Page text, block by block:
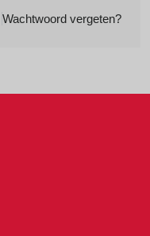
Wachtwoord vergeten?